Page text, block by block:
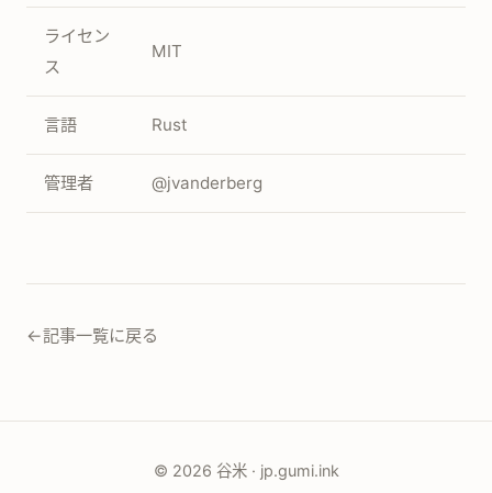
ライセン
ス
MIT
言語 Rust
管理者 @jvanderberg
←記事一覧に戻る
© 2026 谷米 · jp.gumi.ink